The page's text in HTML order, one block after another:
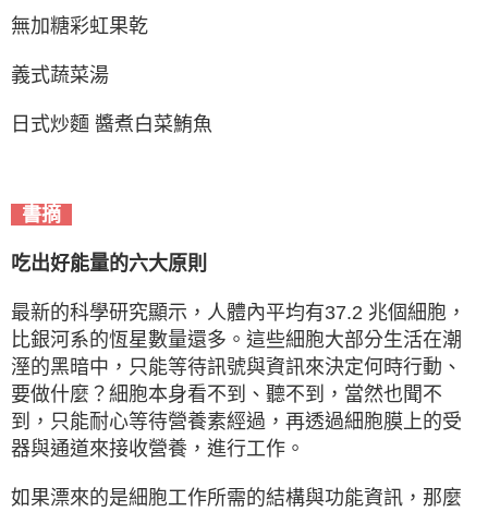
無加糖彩虹果乾
義式蔬菜湯
日式炒麵 醬煮白菜鮪魚
書摘
吃出好能量的六大原則
最新的科學研究顯示，人體內平均有37.2 兆個細胞，
比銀河系的恆星數量還多。這些細胞大部分生活在潮
溼的黑暗中，只能等待訊號與資訊來決定何時行動、
要做什麼？細胞本身看不到、聽不到，當然也聞不
到，只能耐心等待營養素經過，再透過細胞膜上的受
器與通道來接收營養，進行工作。
如果漂來的是細胞工作所需的結構與功能資訊，那麼